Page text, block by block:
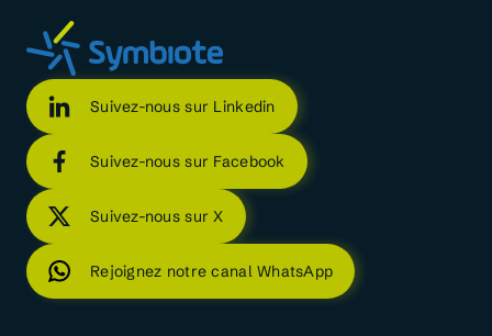
Suivez-nous sur Linkedin
Suivez-nous sur Facebook
Suivez-nous sur X
Rejoignez notre canal WhatsApp